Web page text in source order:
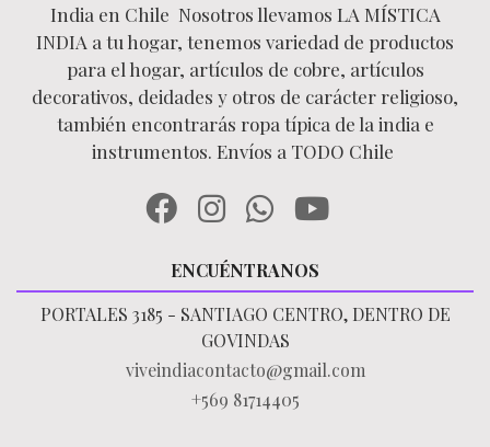
India en Chile Nosotros llevamos LA MÍSTICA
INDIA a tu hogar, tenemos variedad de productos
para el hogar, artículos de cobre, artículos
decorativos, deidades y otros de carácter religioso,
también encontrarás ropa típica de la india e
instrumentos. Envíos a TODO Chile
ENCUÉNTRANOS
PORTALES 3185 - SANTIAGO CENTRO, DENTRO DE
GOVINDAS
viveindiacontacto@gmail.com
+569 81714405